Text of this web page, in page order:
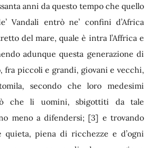
anni da questo tempo che quello
Vandali entrò ne’ confini d’Africa
del mare, quale è intra l’Affrica e
adunque questa generazione di
fra piccoli e grandi, giovani e vecchi,
secondo che loro medesimi
che li uomini, sbigottiti da tale
meno a difendersi; [3] e trovando
quieta, piena di ricchezze e d’ogni